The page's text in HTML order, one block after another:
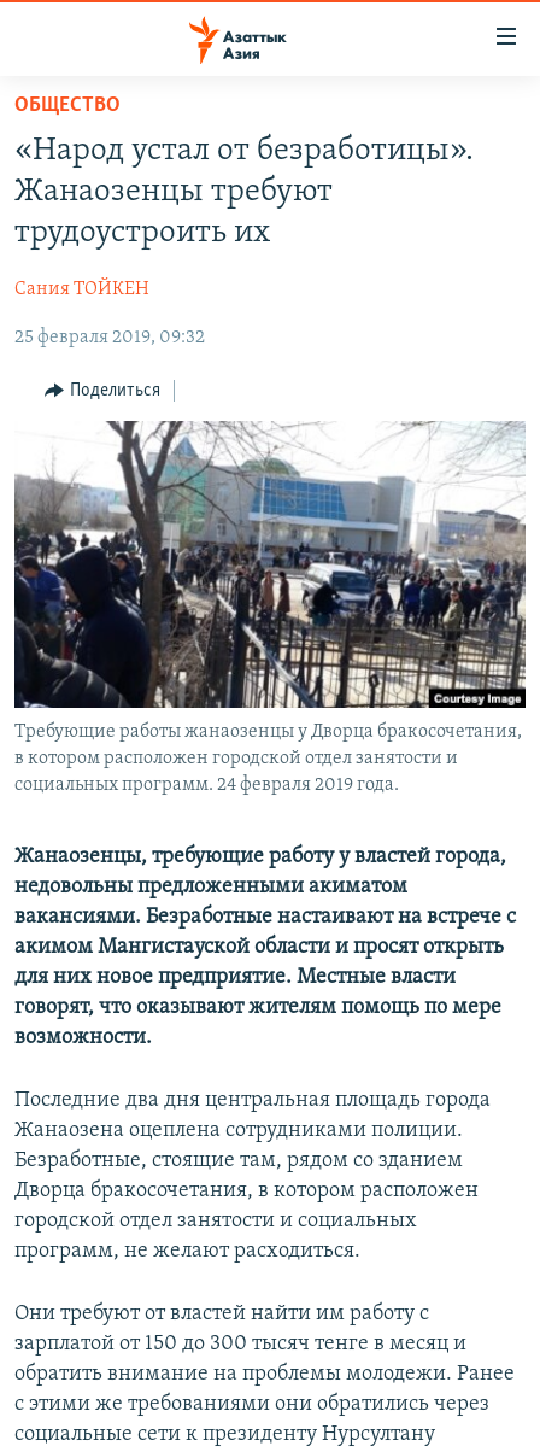
Вернуться
основному
содержанию
главной
Вернутся
поиску
КАЗАХСТАН
НОВОСТИ
КЫРГЫЗЧА
ЎЗБЕКЧА
TÜRKMENÇE
ПОДПИШИТЕСЬ НА НАС В СОЦСЕТЯХ
Все сайты РСЕ/РС
ОБЩЕСТВО
«Народ устал от безработицы».
Жанаозенцы требуют
трудоустроить их
Сания ТОЙКЕН
25 февраля 2019, 09:32
Поделиться
Требующие работы жанаозенцы у Дворца бракосочетания,
в котором расположен городской отдел занятости и
социальных программ. 24 февраля 2019 года.
Жанаозенцы, требующие работу у властей города,
недовольны предложенными акиматом
вакансиями. Безработные настаивают на встрече с
акимом Мангистауской области и просят открыть
для них новое предприятие. Местные власти
говорят, что оказывают жителям помощь по мере
возможности.
Последние два дня центральная площадь города
Жанаозена оцеплена сотрудниками полиции.
Безработные, стоящие там, рядом со зданием
Дворца бракосочетания, в котором расположен
городской отдел занятости и социальных
программ, не желают расходиться.
Они требуют от властей найти им работу с
зарплатой от 150 до 300 тысяч тенге в месяц и
обратить внимание на проблемы молодежи. Ранее
с этими же требованиями они обратились через
социальные сети к президенту Нурсултану